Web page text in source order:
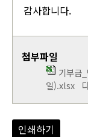
감사합니다.
첨부파일
기부금
일).xlsx
인쇄하기